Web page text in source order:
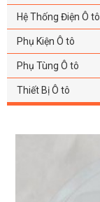
Hệ Thống Điện Ô tô
Phụ Kiện Ô tô
Phụ Tùng Ô tô
Thiết Bị Ô tô